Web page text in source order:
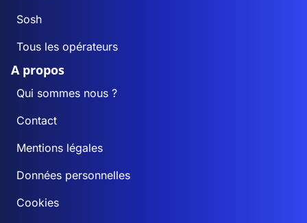
Sosh
Tous les opérateurs
A propos
Qui sommes nous ?
Contact
Mentions légales
Données personnelles
Cookies